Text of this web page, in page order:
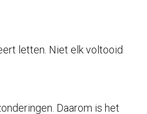
letten. Niet elk voltooid
Daarom is het